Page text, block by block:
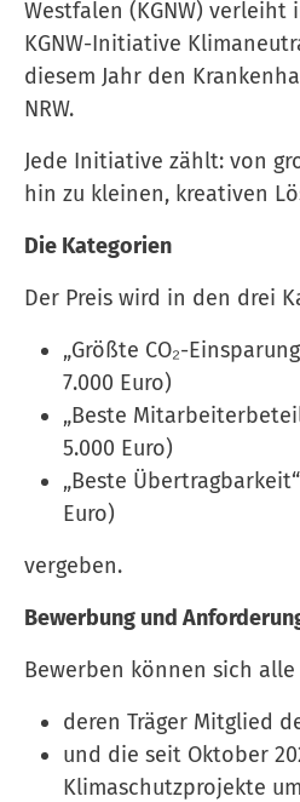
Westfalen (KGNW) verleiht
KGNW-Initiative
diesem Jahr den
NRW.
Jede Initiative zählt: von
hin zu kleinen, kreativen
Die Kategorien
Der Preis wird in den drei
„Größte CO₂-
7.000 Euro)
„Beste
5.000 Euro)
„Beste
Euro)
vergeben.
Bewerbung und
Bewerben können sich alle
deren Träger Mitglied
und die seit Oktober
Klimaschutzprojekte